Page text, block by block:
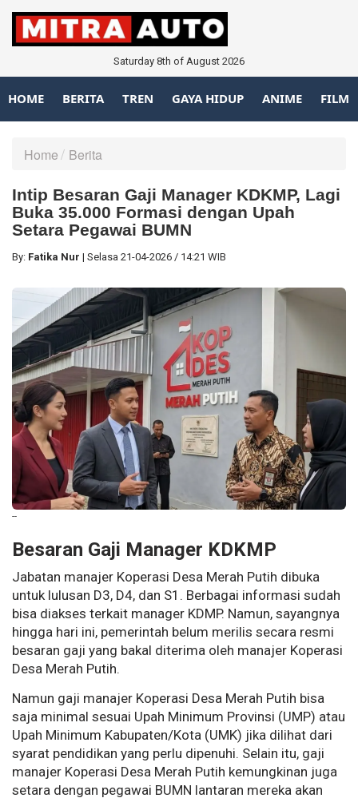
Saturday 8th of August 2026
HOME BERITA TREN GAYA HIDUP ANIME FILM
Home Berita
Intip Besaran Gaji Manager KDKMP, Lagi
Buka 35.000 Formasi dengan Upah
Setara Pegawai BUMN
By: Fatika Nur | Selasa 21-04-2026 / 14:21 WIB
--
Besaran Gaji Manager KDKMP
Jabatan manajer Koperasi Desa Merah Putih dibuka
untuk lulusan D3, D4, dan S1. Berbagai informasi sudah
bisa diakses terkait manager KDMP. Namun, sayangnya
hingga hari ini, pemerintah belum merilis secara resmi
besaran gaji yang bakal diterima oleh manajer Koperasi
Desa Merah Putih.
Namun gaji manajer Koperasi Desa Merah Putih bisa
saja minimal sesuai Upah Minimum Provinsi (UMP) atau
Upah Minimum Kabupaten/Kota (UMK) jika dilihat dari
syarat pendidikan yang perlu dipenuhi. Selain itu, gaji
manajer Koperasi Desa Merah Putih kemungkinan juga
setara dengan pegawai BUMN lantaran mereka akan